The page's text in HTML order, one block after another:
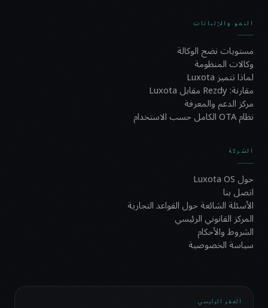
النمو والإثباتات
مستويات نضج الوكالة
وكالات المنظومة
لماذا تتميز Luxota
مقارنة: Rezdy مقابل Luxota
مركز الدعم والمعرفة
نظام OTA الكامل حسب الاستخدام
الشركة
حول Luxota OS
اتصل بنا
الأسئلة الشائعة حول القواعد التجارية
المركز القانوني الرئيسي
الشروط والأحكام
سياسة الخصوصية
المقر الرئيسي